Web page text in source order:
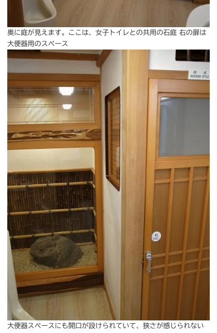
奥に庭が見えます。ここは、女子トイレとの共用の石庭 右の扉は
大便器用のスペース
大便器スペースにも開口が設けられていて、狭さが感じられない